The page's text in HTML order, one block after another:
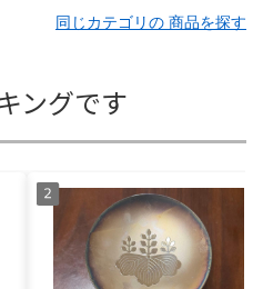
同じカテゴリの 商品を探す
ングです